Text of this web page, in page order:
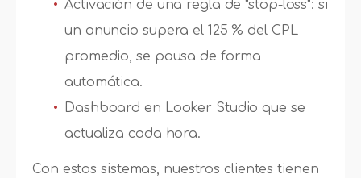
Activación de una regla de "stop-loss": si
un anuncio supera el 125 % del CPL
promedio, se pausa de forma
automática.
Dashboard en Looker Studio que se
actualiza cada hora.
Con estos sistemas, nuestros clientes tienen